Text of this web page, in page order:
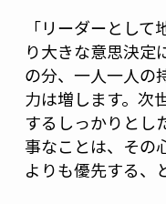
「リーダーとし
り大きな意思決定
の分、一人一人の
力は増します。次
するしっかりとし
事なことは、その
よりも優先する、